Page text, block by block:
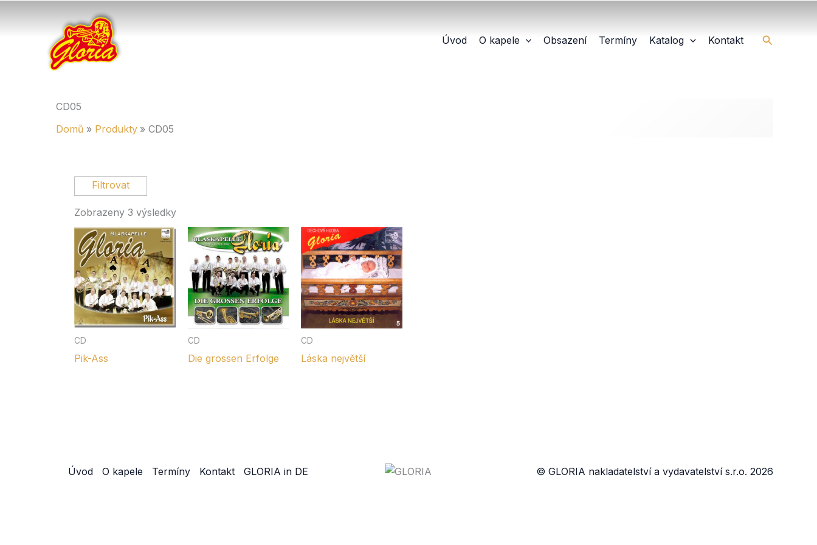
Úvod O kapele Obsazení Termíny Katalog Kontakt Hledat
CD05
Domů
Produkty CD05
Vlastnost produktu: Typ
Live koncert
orchestrální
orchestrální a zpívané
zpívané
D - tištěné
D* - tištěné pro malé i velké obsazení
H - ručně psané
Zobrazeny 3 výsledky
CD
Pik-Ass
CD
Die grossen Erfolge
CD
Láska největší
Úvod O kapele Termíny Kontakt GLORIA in DE © GLORIA nakladatelství a vydavatelství s.r.o. 2026